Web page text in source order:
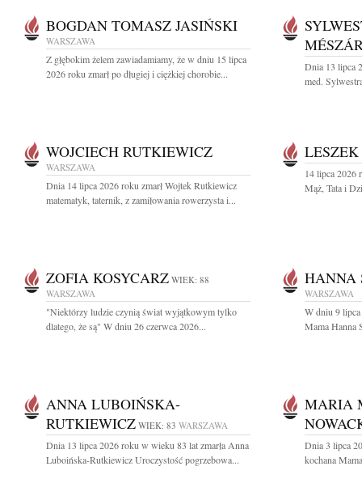
BOGDAN TOMASZ JASIŃSKI
WARSZAWA
Z głębokim żelem zawiadamiamy, że w dniu 15 lipca
2026 roku zmarł po długiej i ciężkiej chorobie...
Dnia 13 lipca
med.
WOJCIECH RUTKIEWICZ
WARSZAWA
Dnia 14 lipca 2026 roku zmarł Wojtek Rutkiewicz
matematyk, taternik, z zamiłowania rowerzysta i...
14 lipca 2026
Mąż, Tata i
ZOFIA KOSYCARZ WIEK: 88
WARSZAWA
"Niektórzy ludzie czynią świat wyjątkowym tylko
dlatego, że są" W dniu 26 czerwca 2026...
HANNA
WARSZAWA
W dniu 9 lipca
Mama Hanna
ANNA LUBOIŃSKA-
RUTKIEWICZ WIEK: 83 WARSZAWA
Dnia 13 lipca 2026 roku w wieku 83 lat zmarła Anna
Luboińska-Rutkiewicz Uroczystość pogrzebowa...
MARIA
Dnia 3 lipca
kochana